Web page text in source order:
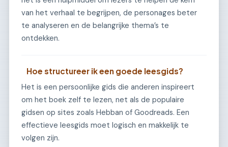
van het verhaal te begrijpen, de personages beter
te analyseren en de belangrijke thema’s te
ontdekken.
Hoe structureer ik een goede leesgids?
Het is een persoonlijke gids die anderen inspireert
om het boek zelf te lezen, net als de populaire
gidsen op sites zoals Hebban of Goodreads. Een
effectieve leesgids moet logisch en makkelijk te
volgen zijn.